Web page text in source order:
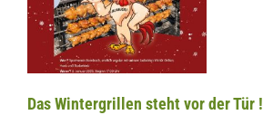
steht vor der Tür !
Das Wintergrillen steht vor der Tür !